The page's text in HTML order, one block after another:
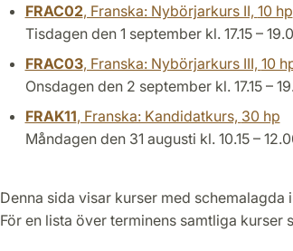
FRAC02, Franska: Nybörjarkurs II, 10 hp
Tisdagen den 1 september kl. 17.15 –
FRAC03, Franska: Nybörjarkurs III, 10
Onsdagen den 2 september kl. 17.15 –
FRAK11, Franska: Kandidatkurs, 30 hp
Måndagen den 31 augusti kl. 10.15 –
Denna sida visar kurser med
För en lista över terminens samtliga kurser